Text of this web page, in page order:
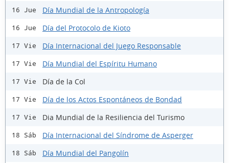
16 Jue Día Mundial de la Antropología
16 Jue Día del Protocolo de Kioto
17 Vie Día Internacional del Juego Responsable
17 Vie Día Mundial del Espíritu Humano
17 Vie Día de la Col
17 Vie Día de los Actos Espontáneos de Bondad
17 Vie Dia Mundial de la Resiliencia del Turismo
18 Sáb Día Internacional del Síndrome de Asperger
18 Sáb Día Mundial del Pangolín